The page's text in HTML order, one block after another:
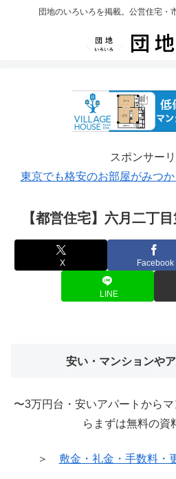
団地のいろいろを掲載。公営住宅・
スポンサー
東京でも格安のお部屋がみつか
【都営住宅】六月二丁
X Facebook
LINE
安い・マンションや
〜3万円台・安いアパートから
らまずは無料の資
＞ 敷金・礼金・手数料・